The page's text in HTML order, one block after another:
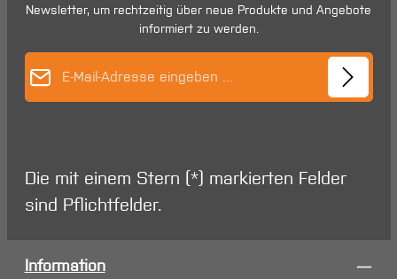
Newsletter, um rechtzeitig über neue Produkte und Angebote
informiert zu werden.
Die mit einem Stern (*) markierten Felder
sind Pflichtfelder.
Information